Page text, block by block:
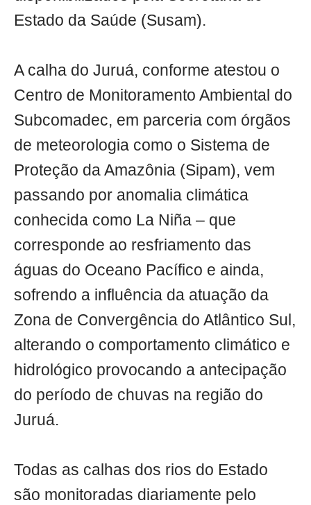
Estado da Saúde (Susam).
A calha do Juruá, conforme atestou o
Centro de Monitoramento Ambiental do
Subcomadec, em parceria com órgãos
de meteorologia como o Sistema de
Proteção da Amazônia (Sipam), vem
passando por anomalia climática
conhecida como La Niña – que
corresponde ao resfriamento das
águas do Oceano Pacífico e ainda,
sofrendo a influência da atuação da
Zona de Convergência do Atlântico Sul,
alterando o comportamento climático e
hidrológico provocando a antecipação
do período de chuvas na região do
Juruá.
Todas as calhas dos rios do Estado
são monitoradas diariamente pelo